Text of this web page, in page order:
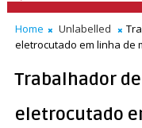
Home Unlabelled
eletrocutado em linha de
Trabalhador
eletrocutado